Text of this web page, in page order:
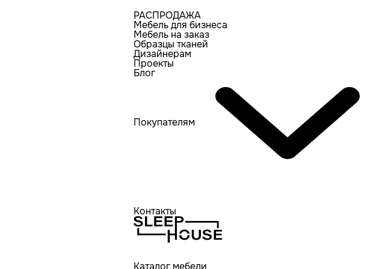
РАСПРОДАЖА
Мебель для бизнеса
Мебель на заказ
Образцы тканей
Дизайнерам
Проекты
Блог
Покупателям
Контакты
Каталог мебели